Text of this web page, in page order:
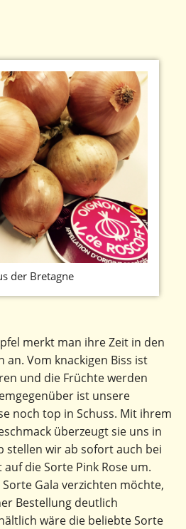
der Bretagne
merkt man ihre Zeit in den
an. Vom knackigen Biss ist
und die Früchte werden
ist unsere
noch top in Schuss. Mit ihrem
überzeugt sie uns in
stellen wir ab sofort auch bei
die Sorte Pink Rose um.
Gala verzichten möchte,
Bestellung deutlich
wäre die beliebte Sorte